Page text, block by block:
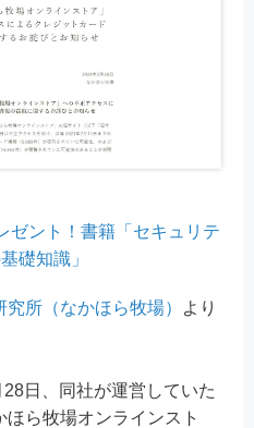
ゼント！書籍「セキュリテ
礎知識」
所（なかほら牧場）
より
日、同社が運営していた
ら牧場オンラインスト